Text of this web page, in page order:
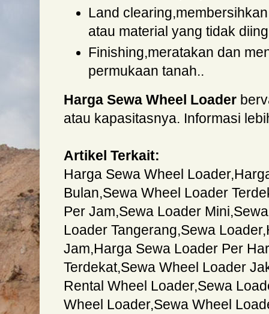
Land
atau material yang tidak
Finishing,meratakan dan
permukaan tanah..
Harga Sewa Wheel Loader
atau kapasitasnya. Informasi
Artikel Terkait:
Harga Sewa Wheel Loader,
Bulan,Sewa Wheel Loader
Per Jam,Sewa Loader Mini,
Loader Tangerang,Sewa Loader,
Jam,Harga Sewa Loader Per
Terdekat,Sewa Wheel Loader
Rental Wheel Loader,Sewa
Wheel Loader,Sewa Wheel